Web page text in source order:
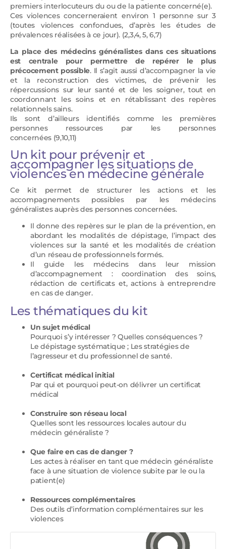
premiers interlocuteurs du ou de la patiente concerné(e).
Ces violences concerneraient environ 1 personne sur 3
(toutes violences confondues, d’après les études de
prévalences réalisées à ce jour). (2,3,4, 5, 6,7)
La place des médecins généralistes dans ces situations
est centrale pour permettre de repérer le plus
précocement possible. Il s’agit aussi d’accompagner la vie
et la reconstruction des victimes, de prévenir les
répercussions sur leur santé et de les soigner, tout en
coordonnant les soins et en rétablissant des repères
relationnels sains.
Ils sont d’ailleurs identifiés comme les premières
personnes ressources par les personnes
concernées (9,10,11)
Un kit pour prévenir et
accompagner les situations de
violences en médecine générale
Ce kit permet de structurer les actions et les
accompagnements possibles par les médecins
généralistes auprès des personnes concernées.
Il donne des repères sur le plan de la prévention, en
abordant les modalités de dépistage, l’impact des
violences sur la santé et les modalités de création
d’un réseau de professionnels formés.
Il guide les médecins dans leur mission
d’accompagnement : coordination des soins,
rédaction de certificats et, actions à entreprendre
en cas de danger.
Les thématiques du kit
Un sujet médical
Pourquoi s’y intéresser ? Quelles conséquences ?
Le dépistage systématique ; Les stratégies de
l’agresseur et du professionnel de santé.
Certificat médical initial
Par qui et pourquoi peut-on délivrer un certificat
médical
Construire son réseau local
Quelles sont les ressources locales autour du
médecin généraliste ?
Que faire en cas de danger ?
Les actes à réaliser en tant que médecin généraliste
face à une situation de violence subite par le ou la
patient(e)
Ressources complémentaires
Des outils d’information complémentaires sur les
violences